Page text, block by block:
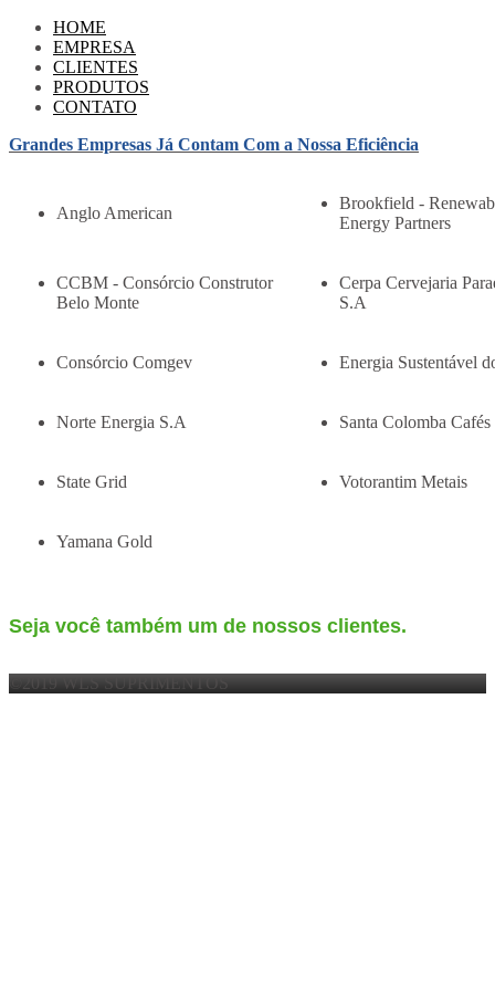
HOME
EMPRESA
CLIENTES
PRODUTOS
CONTATO
Grandes Empresas Já Contam Com a Nossa Eficiência
Anglo American
Brookfield -
Energy Partners
CCBM - Consórcio Construtor
Belo Monte
Cerpa Cervejaria
S.A
Consórcio Comgev Energia Sustentável
Norte Energia S.A Santa Colomba Cafés
State Grid Votorantim Metais
Yamana Gold
Seja você também um de nossos clientes.
©2019 WLS SUPRIMENTOS